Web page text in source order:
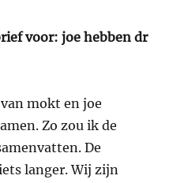
voor: joe hebben dr
mokt en joe
Zo zou ik de
De
langer. Wij zijn